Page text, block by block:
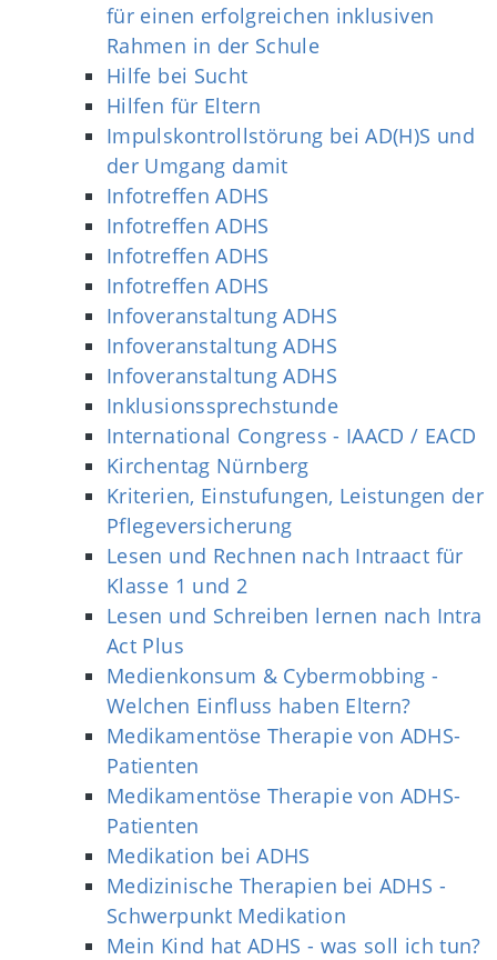
für einen erfolgreichen inklusiven
Rahmen in der Schule
Hilfe bei Sucht
Hilfen für Eltern
Impulskontrollstörung bei AD(H)S und
der Umgang damit
Infotreffen ADHS
Infotreffen ADHS
Infotreffen ADHS
Infotreffen ADHS
Infoveranstaltung ADHS
Infoveranstaltung ADHS
Infoveranstaltung ADHS
Inklusionssprechstunde
International Congress - IAACD / EACD
Kirchentag Nürnberg
Kriterien, Einstufungen, Leistungen der
Pflegeversicherung
Lesen und Rechnen nach Intraact für
Klasse 1 und 2
Lesen und Schreiben lernen nach Intra
Act Plus
Medienkonsum & Cybermobbing -
Welchen Einfluss haben Eltern?
Medikamentöse Therapie von ADHS-
Patienten
Medikamentöse Therapie von ADHS-
Patienten
Medikation bei ADHS
Medizinische Therapien bei ADHS -
Schwerpunkt Medikation
Mein Kind hat ADHS - was soll ich tun?